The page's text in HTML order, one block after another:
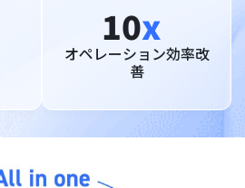
10x
オペレーション効率改
善